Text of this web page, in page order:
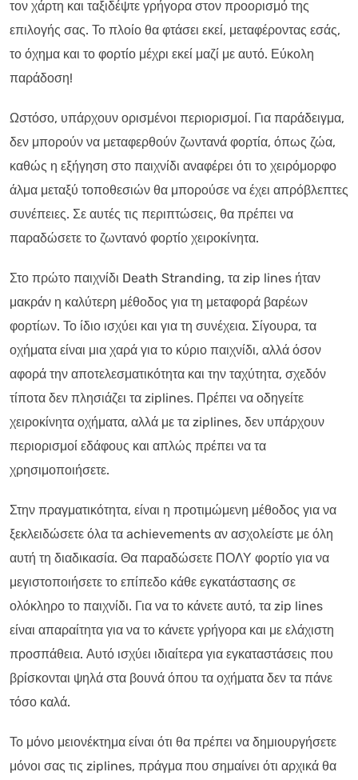
τον χάρτη και ταξιδέψτε γρήγορα στον προορισμό της
επιλογής σας. Το πλοίο θα φτάσει εκεί, μεταφέροντας εσάς,
το όχημα και το φορτίο μέχρι εκεί μαζί με αυτό. Εύκολη
παράδοση!
Ωστόσο, υπάρχουν ορισμένοι περιορισμοί. Για παράδειγμα,
δεν μπορούν να μεταφερθούν ζωντανά φορτία, όπως ζώα,
καθώς η εξήγηση στο παιχνίδι αναφέρει ότι το χειρόμορφο
άλμα μεταξύ τοποθεσιών θα μπορούσε να έχει απρόβλεπτες
συνέπειες. Σε αυτές τις περιπτώσεις, θα πρέπει να
παραδώσετε το ζωντανό φορτίο χειροκίνητα.
Στο πρώτο παιχνίδι Death Stranding, τα zip lines ήταν
μακράν η καλύτερη μέθοδος για τη μεταφορά βαρέων
φορτίων. Το ίδιο ισχύει και για τη συνέχεια. Σίγουρα, τα
οχήματα είναι μια χαρά για το κύριο παιχνίδι, αλλά όσον
αφορά την αποτελεσματικότητα και την ταχύτητα, σχεδόν
τίποτα δεν πλησιάζει τα ziplines. Πρέπει να οδηγείτε
χειροκίνητα οχήματα, αλλά με τα ziplines, δεν υπάρχουν
περιορισμοί εδάφους και απλώς πρέπει να τα
χρησιμοποιήσετε.
Στην πραγματικότητα, είναι η προτιμώμενη μέθοδος για να
ξεκλειδώσετε όλα τα achievements αν ασχολείστε με όλη
αυτή τη διαδικασία. Θα παραδώσετε ΠΟΛΥ φορτίο για να
μεγιστοποιήσετε το επίπεδο κάθε εγκατάστασης σε
ολόκληρο το παιχνίδι. Για να το κάνετε αυτό, τα zip lines
είναι απαραίτητα για να το κάνετε γρήγορα και με ελάχιστη
προσπάθεια. Αυτό ισχύει ιδιαίτερα για εγκαταστάσεις που
βρίσκονται ψηλά στα βουνά όπου τα οχήματα δεν τα πάνε
τόσο καλά.
Το μόνο μειονέκτημα είναι ότι θα πρέπει να δημιουργήσετε
μόνοι σας τις ziplines, πράγμα που σημαίνει ότι αρχικά θα